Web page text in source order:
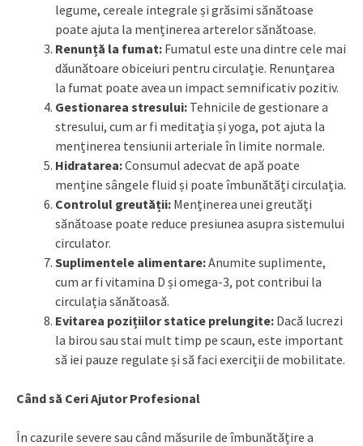
legume, cereale integrale și grăsimi sănătoase
poate ajuta la menținerea arterelor sănătoase.
Renunță la fumat: Fumatul este una dintre cele mai
dăunătoare obiceiuri pentru circulație. Renunțarea
la fumat poate avea un impact semnificativ pozitiv.
Gestionarea stresului: Tehnicile de gestionare a
stresului, cum ar fi meditația și yoga, pot ajuta la
menținerea tensiunii arteriale în limite normale.
Hidratarea:Consumul adecvat de apă poate
menține sângele fluid și poate îmbunătăți circulația.
Controlul greutății: Menținerea unei greutăți
sănătoase poate reduce presiunea asupra sistemului
circulator.
Suplimentele alimentare:Anumite suplimente,
cum ar fi vitamina D și omega-3, pot contribui la
circulația sănătoasă.
Evitarea pozițiilor statice prelungite: Dacă lucrezi
la birou sau stai mult timp pe scaun, este important
să iei pauze regulate și să faci exerciții de mobilitate.
Când să Ceri Ajutor Profesional
În cazurile severe sau când măsurile de îmbunătățire a